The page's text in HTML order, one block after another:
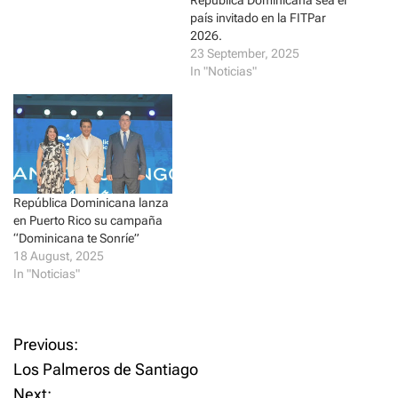
o
w
)
d
o
w
)
país invitado en la FITPar
2026.
23 September, 2025
In "Noticias"
República Dominicana lanza
en Puerto Rico su campaña
“Dominicana te Sonríe”
18 August, 2025
In "Noticias"
P
o
Previous:
Los Palmeros de Santiago
Next: